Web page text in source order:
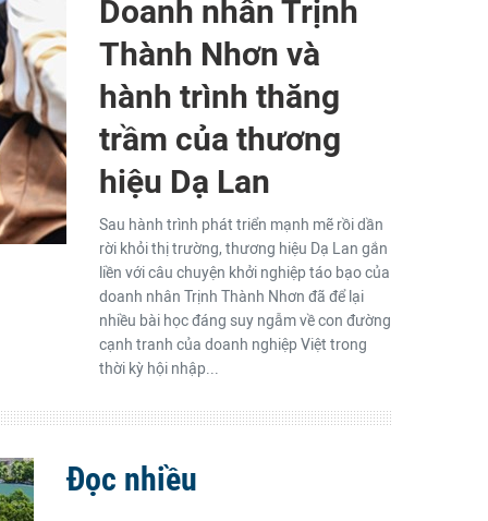
Doanh nhân Trịnh
Thành Nhơn và
hành trình thăng
trầm của thương
hiệu Dạ Lan
Sau hành trình phát triển mạnh mẽ rồi dần
rời khỏi thị trường, thương hiệu Dạ Lan gắn
liền với câu chuyện khởi nghiệp táo bạo của
doanh nhân Trịnh Thành Nhơn đã để lại
nhiều bài học đáng suy ngẫm về con đường
cạnh tranh của doanh nghiệp Việt trong
thời kỳ hội nhập...
Đọc nhiều